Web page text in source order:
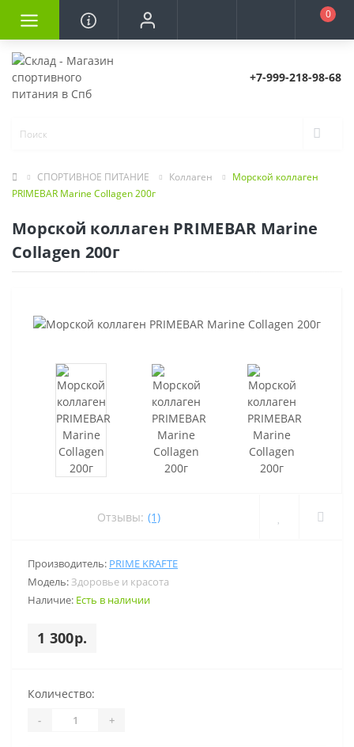
0
+7-999-218-98-68
СПОРТИВНОЕ ПИТАНИЕ Коллаген
Морской коллаген
PRIMEBAR Marine Collagen 200г
Морской коллаген PRIMEBAR Marine
Collagen 200г
Отзывы: (1)
Производитель: PRIME KRAFTE
Модель: Здоровье и красота
Наличие: Есть в наличии
1 300р.
Количество:
- +